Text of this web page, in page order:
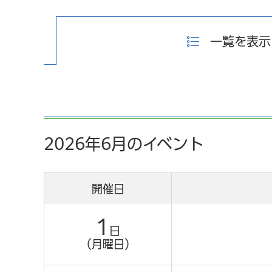
一覧を表示
2026年6月のイベント
開催日
1
日
（月曜日）